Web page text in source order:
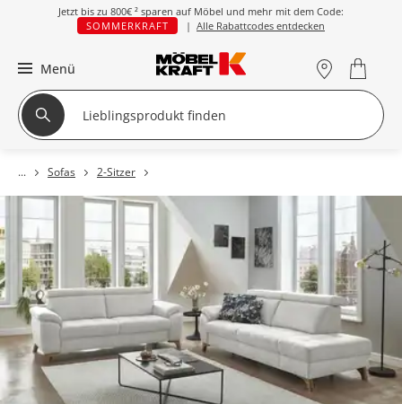
Jetzt bis zu 800€ ² sparen auf Möbel und mehr mit dem Code:
SOMMERKRAFT
| Alle Rabattcodes entdecken
Menü
Sofas 2-Sitzer